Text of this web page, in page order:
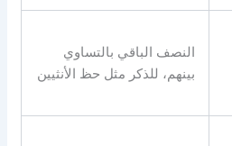
النصف الباقي بالتساوي
بينهم، للذكر مثل حظ الأنثيين